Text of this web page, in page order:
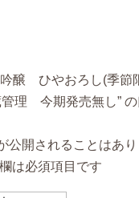
醸 ひやおろし(季節
理 今期発売無し” の
公開されることはあり
は必須項目です